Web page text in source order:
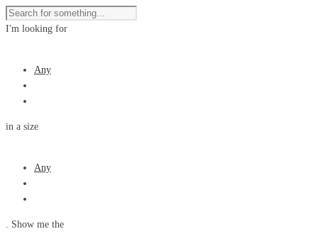
I'm looking for
Any
in a size
Any
. Show me the